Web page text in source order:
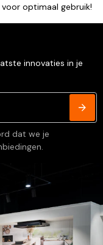
optimaal gebruik!
innovaties in je
dat we je